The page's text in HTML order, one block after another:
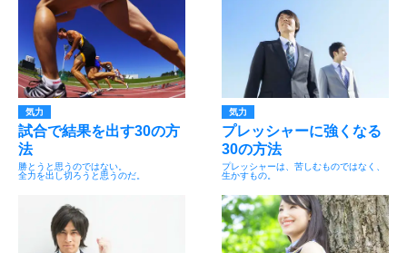
気力
試合で結果を出す30の方
法
勝とうと思うのではない。
全力を出し切ろうと思うのだ。
気力
プレッシャーに強くなる
30の方法
プレッシャーは、苦しむものではなく、
生かすもの。